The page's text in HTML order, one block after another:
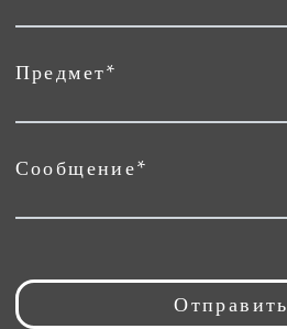
Предмет*
Сообщение*
Отправить